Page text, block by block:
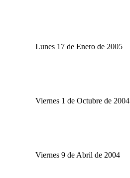
Lunes 17 de Enero de 2005
Viernes 1 de Octubre de 2004
Viernes 9 de Abril de 2004